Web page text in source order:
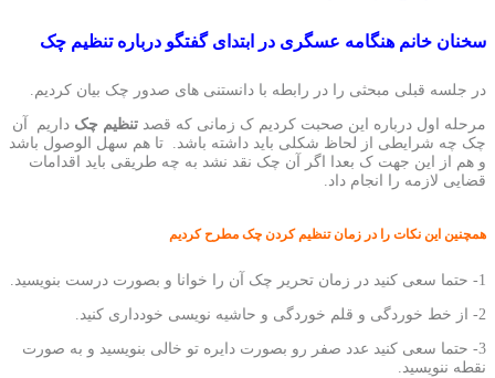
سخنان خانم هنگامه عسگری در ابتدای گفتگو درباره تنظیم چک
در جلسه قبلی مبحثی را در رابطه با دانستنی های صدور چک بیان کردیم.
مرحله اول درباره این صحبت کردیم ک زمانی که قصد تنظیم چک داریم آن
چک چه شرایطی از لحاظ شکلی باید داشته باشد. تا هم سهل الوصول باشد
و هم از این جهت ک بعدا اگر آن چک نقد نشد به چه طریقی باید اقدامات
قضایی لازمه را انجام داد.
همچنین این نکات را در زمان تنظیم کردن چک مطرح کردیم
1- حتما سعی کنید در زمان تحریر چک آن را خوانا و بصورت درست بنویسید.
2- از خط خوردگی و قلم خوردگی و حاشیه نویسی خودداری کنید.
3- حتما سعی کنید عدد صفر رو بصورت دایره تو خالی بنویسید و به صورت
نقطه ننویسید.